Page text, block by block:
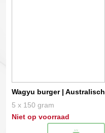
Wagyu burger | Australisch
5 x 150 gram
Niet op voorraad